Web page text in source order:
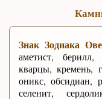
Знак Зодиака
аметист,
кварцы, кремень,
оникс, обсидиан,
селенит,